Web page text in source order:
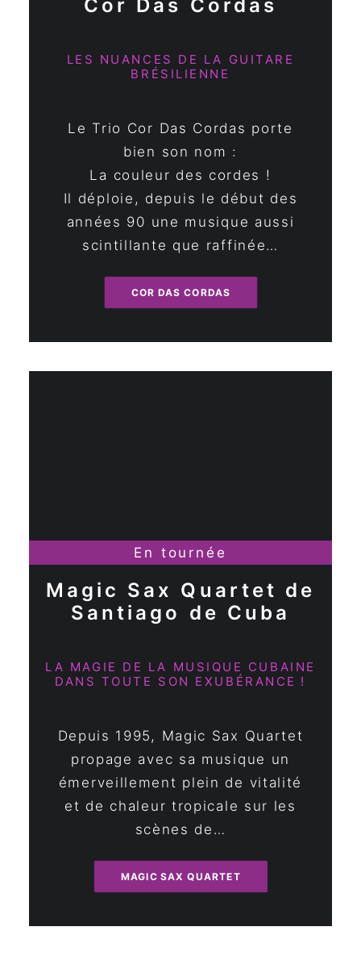
Cor Das Cordas
LES NUANCES DE LA GUITARE
BRÉSILIENNE
Le Trio Cor Das Cordas porte
bien son nom :
La couleur des cordes !
Il déploie, depuis le début des
années 90 une musique aussi
scintillante que raffinée…
COR DAS CORDAS
En tournée
Magic Sax Quartet de
Santiago de Cuba
LA MAGIE DE LA MUSIQUE CUBAINE
DANS TOUTE SON EXUBÉRANCE !
Depuis 1995, Magic Sax Quartet
propage avec sa musique un
émerveillement plein de vitalité
et de chaleur tropicale sur les
scènes de…
MAGIC SAX QUARTET